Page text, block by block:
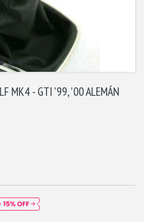
MK4 - GTI '99, '00 ALEMÁN